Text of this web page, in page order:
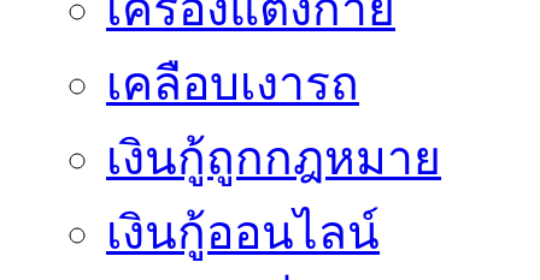
เคลือบเงารถ
เงินกู้ถูกกฎหมาย
เงินกู้ออนไลน์